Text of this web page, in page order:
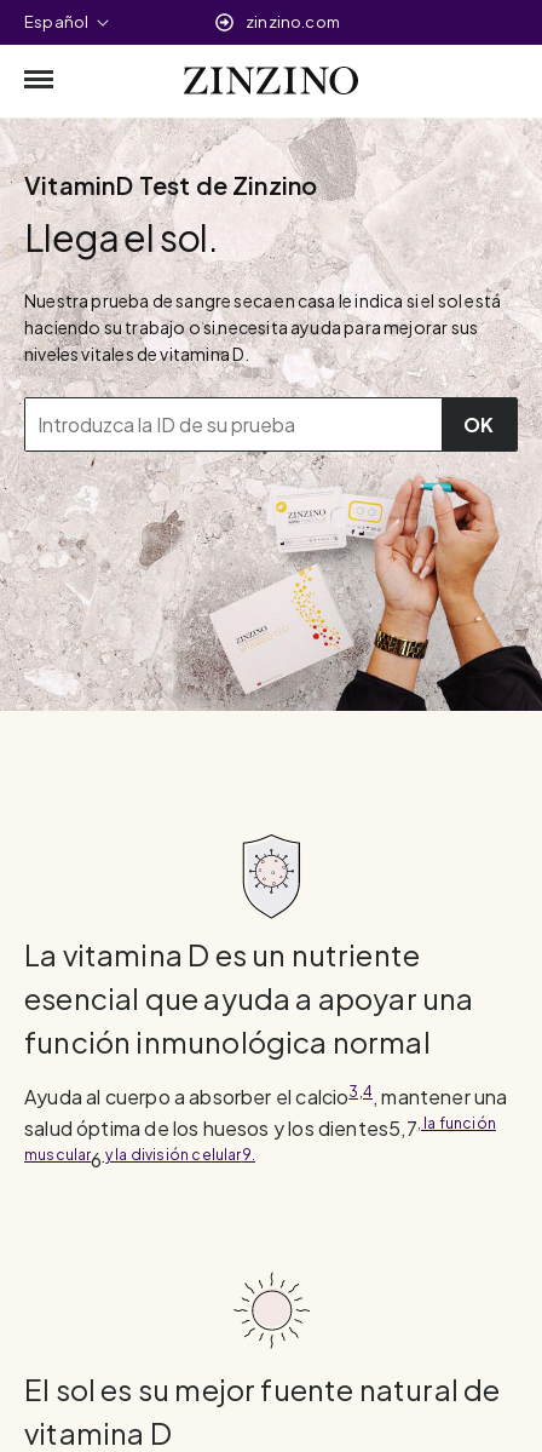
Español zinzino.com
VitaminD Test de Zinzino
Llega el sol.
Nuestra prueba de sangre seca en casa le indica si el sol está
haciendo su trabajo o si necesita ayuda para mejorar sus
niveles vitales de vitamina D.
OK
La vitamina D es un nutriente
esencial que ayuda a apoyar una
función inmunológica normal
Ayuda al cuerpo a absorber el calcio3,4 , mantener una
salud óptima de los huesos y los dientes5,7, la función
muscular6y la división celular9.
El sol es su mejor fuente natural de
vitamina D